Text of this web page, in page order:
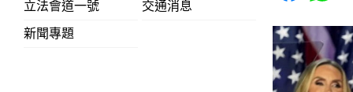
立法會道一號
交通消息
新聞專題